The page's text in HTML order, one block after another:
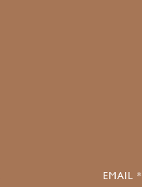
EMAIL *